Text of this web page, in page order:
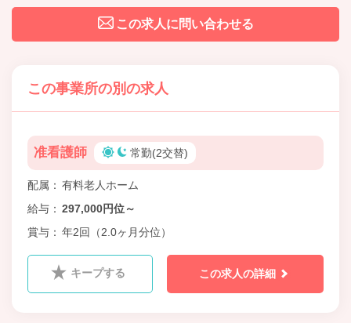
この求人に問い合わせる
この事業所の別の求人
准看護師 常勤(2交替)
配属
有料老人ホーム
給与
297,000円位～
賞与
年2回（2.0ヶ月分位）
キープする この求人の詳細